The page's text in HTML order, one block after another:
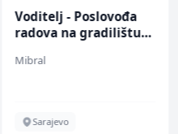
Voditelj - Poslovođa
radova na gradilištu
Mibral
Sarajevo